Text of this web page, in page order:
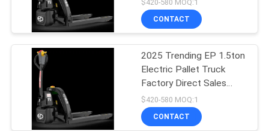
Hydraulisch
Trommelheftoestel
24
Shops Printing Shops
Core Motor
$420-580 MOQ:1
CONTACT
2025 Trending EP 1.5ton
Electric Pallet Truck
Factory Direct Sales
Fatigue Free Operation
Battery Power Forklift
Core Motor
$420-580 MOQ:1
CONTACT